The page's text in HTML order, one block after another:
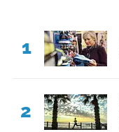
1
2